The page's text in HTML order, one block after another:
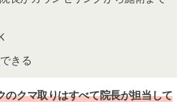
きる
のクマ取りはすべて院長が担当して